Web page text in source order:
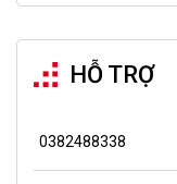
HỖ TRỢ
0382488338